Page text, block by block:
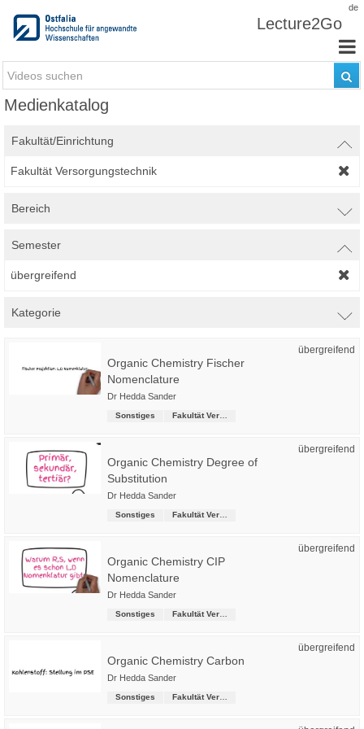
de
Lecture2Go
Medienkatalog
Fakultät/Einrichtung
Fakultät Versorgungstechnik
Bereich
Semester
übergreifend
Kategorie
übergreifend
Organic Chemistry Fischer
Nomenclature
Dr Hedda Sander
Sonstiges
übergreifend
Organic Chemistry Degree of
Substitution
Dr Hedda Sander
Sonstiges
übergreifend
Organic Chemistry CIP
Nomenclature
Dr Hedda Sander
Sonstiges
übergreifend
Organic Chemistry Carbon
Dr Hedda Sander
Sonstiges